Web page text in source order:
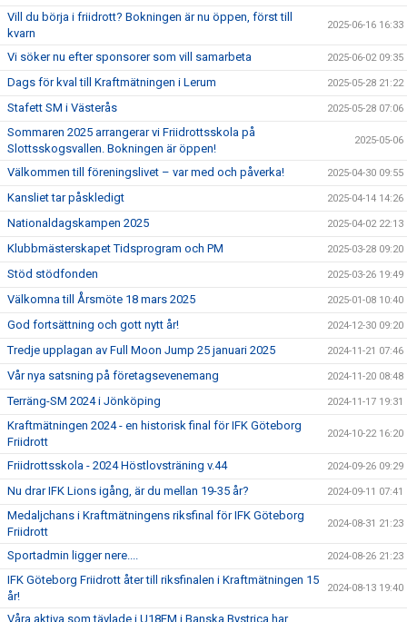
Vill du börja i friidrott? Bokningen är nu öppen, först till
kvarn
2025-06-16 16:33
Vi söker nu efter sponsorer som vill samarbeta 2025-06-02 09:35
Dags för kval till Kraftmätningen i Lerum 2025-05-28 21:22
Stafett SM i Västerås 2025-05-28 07:06
Sommaren 2025 arrangerar vi Friidrottsskola på
Slottsskogsvallen. Bokningen är öppen!
2025-05-06
Välkommen till föreningslivet – var med och påverka! 2025-04-30 09:55
Kansliet tar påskledigt 2025-04-14 14:26
Nationaldagskampen 2025 2025-04-02 22:13
Klubbmästerskapet Tidsprogram och PM 2025-03-28 09:20
Stöd stödfonden 2025-03-26 19:49
Välkomna till Årsmöte 18 mars 2025 2025-01-08 10:40
God fortsättning och gott nytt år! 2024-12-30 09:20
Tredje upplagan av Full Moon Jump 25 januari 2025 2024-11-21 07:46
Vår nya satsning på företagsevenemang 2024-11-20 08:48
Terräng-SM 2024 i Jönköping 2024-11-17 19:31
Kraftmätningen 2024 - en historisk final för IFK Göteborg
Friidrott
2024-10-22 16:20
Friidrottsskola - 2024 Höstlovsträning v.44 2024-09-26 09:29
Nu drar IFK Lions igång, är du mellan 19-35 år? 2024-09-11 07:41
Medaljchans i Kraftmätningens riksfinal för IFK Göteborg
Friidrott
2024-08-31 21:23
Sportadmin ligger nere.... 2024-08-26 21:23
IFK Göteborg Friidrott åter till riksfinalen i Kraftmätningen 15
år!
2024-08-13 19:40
Våra aktiva som tävlade i U18EM i Banska Bystrica har